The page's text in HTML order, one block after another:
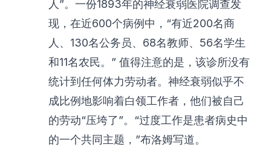
人”。一份1893年的神经衰弱医院调查发
现，在近600个病例中，“有近200名商
人、130名公务员、68名教师、56名学生
和11名农民。” 值得注意的是，该诊所没有
统计到任何体力劳动者。神经衰弱似乎不
成比例地影响着白领工作者，他们被自己
的劳动“压垮了”。“过度工作是患者病史中
的一个共同主题，”布洛姆写道。